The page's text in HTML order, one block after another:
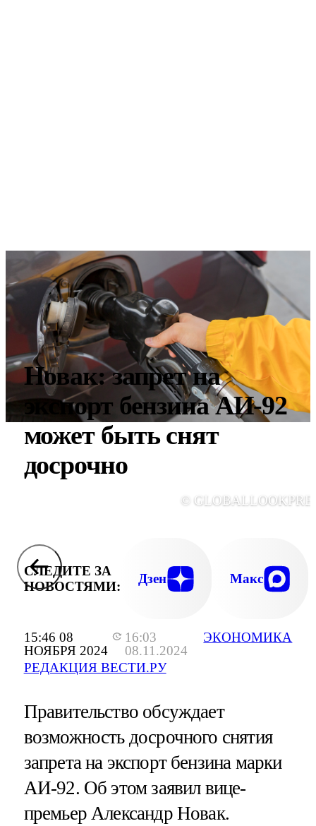
15:46 08
НОЯБРЯ 2024
16:03
08.11.2024
РЕДАКЦИЯ ВЕСТИ.РУ
ЭКОНОМИКА
Новак: запрет на
экспорт бензина АИ-92
может быть снят
досрочно
©
СЛЕДИТЕ ЗА
НОВОСТЯМИ:
Дзен Макс
Правительство обсуждает
возможность досрочного снятия
запрета на экспорт бензина марки
АИ-92. Об этом заявил вице-
премьер Александр Новак.